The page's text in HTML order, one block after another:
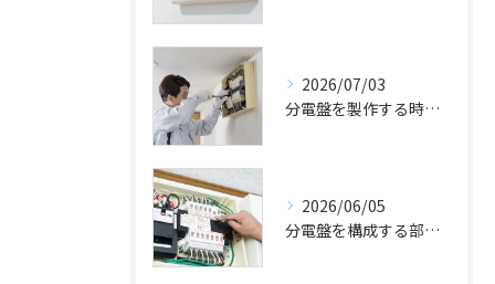
2026/07/03
分電盤を製作する時の流れを解説
2026/06/05
分電盤を構成する部品は？